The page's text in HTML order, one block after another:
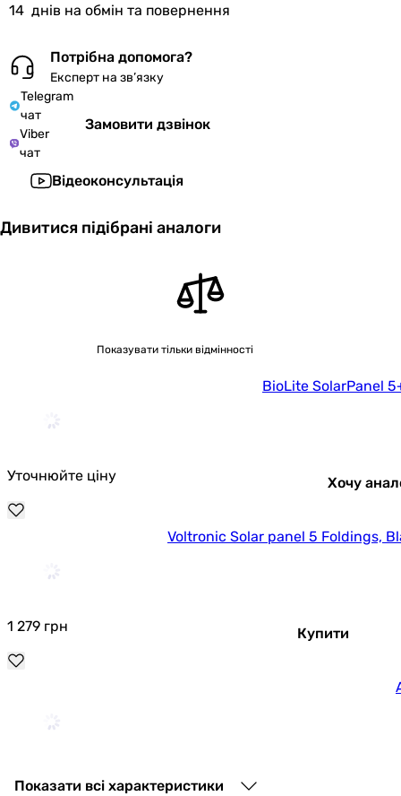
14 днів на обмін та повернення
Потрібна допомога?
Експерт на зв’язку
Telegram
чат
Viber
чат
Замовити дзвінок
Відеоконсультація
Дивитися підібрані аналоги
Показувати тільки відмінності
BioLite SolarPanel
Уточнюйте ціну Хочу
Voltronic Solar panel 5 Foldings,
1 279 грн Купити
1 799
Показати всі характеристики